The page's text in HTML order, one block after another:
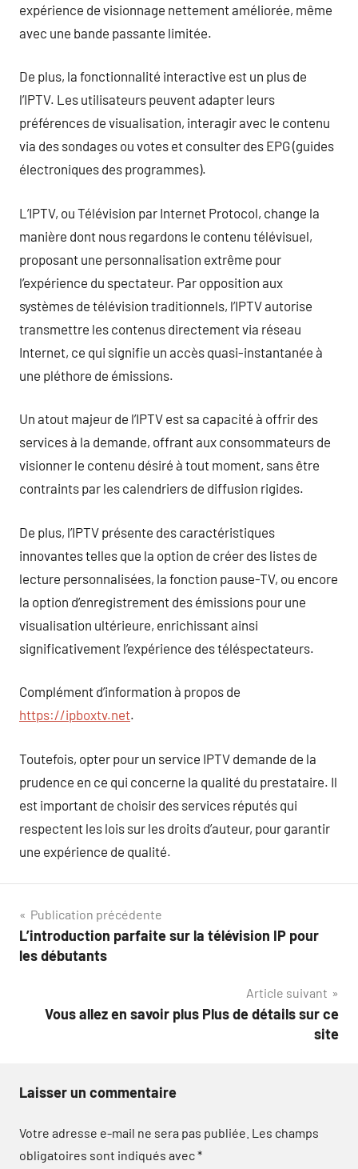
expérience de visionnage nettement améliorée, même
avec une bande passante limitée.
De plus, la fonctionnalité interactive est un plus de
l’IPTV. Les utilisateurs peuvent adapter leurs
préférences de visualisation, interagir avec le contenu
via des sondages ou votes et consulter des EPG (guides
électroniques des programmes).
L’IPTV, ou Télévision par Internet Protocol, change la
manière dont nous regardons le contenu télévisuel,
proposant une personnalisation extrême pour
l’expérience du spectateur. Par opposition aux
systèmes de télévision traditionnels, l’IPTV autorise
transmettre les contenus directement via réseau
Internet, ce qui signifie un accès quasi-instantanée à
une pléthore de émissions.
Un atout majeur de l’IPTV est sa capacité à offrir des
services à la demande, offrant aux consommateurs de
visionner le contenu désiré à tout moment, sans être
contraints par les calendriers de diffusion rigides.
De plus, l’IPTV présente des caractéristiques
innovantes telles que la option de créer des listes de
lecture personnalisées, la fonction pause-TV, ou encore
la option d’enregistrement des émissions pour une
visualisation ultérieure, enrichissant ainsi
significativement l’expérience des téléspectateurs.
Complément d’information à propos de
https://ipboxtv.net.
Toutefois, opter pour un service IPTV demande de la
prudence en ce qui concerne la qualité du prestataire. Il
est important de choisir des services réputés qui
respectent les lois sur les droits d’auteur, pour garantir
une expérience de qualité.
Navigation
de
Publication précédente
L’introduction parfaite sur la télévision IP pour
les débutants
Article suivant
Vous allez en savoir plus Plus de détails sur ce
site
Laisser un commentaire
Votre adresse e-mail ne sera pas publiée. Les champs
obligatoires sont indiqués avec*